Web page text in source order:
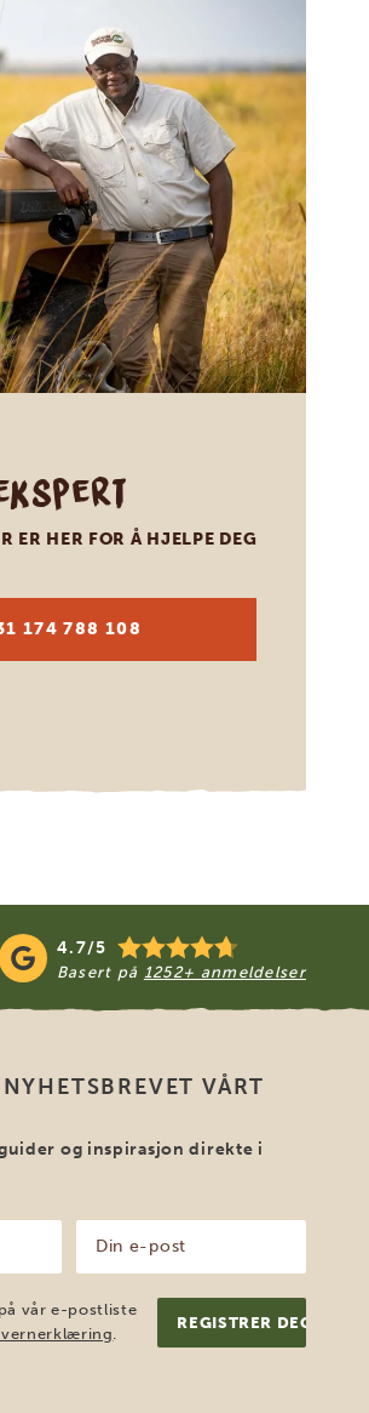
ER HER FOR Å HJELPE DEG
174 788 108
4.7/5
Basert på 1252+ anmeldelser
VÅRT
og inspirasjon direkte i
post
(Påkrevd)
vår e-postliste
.